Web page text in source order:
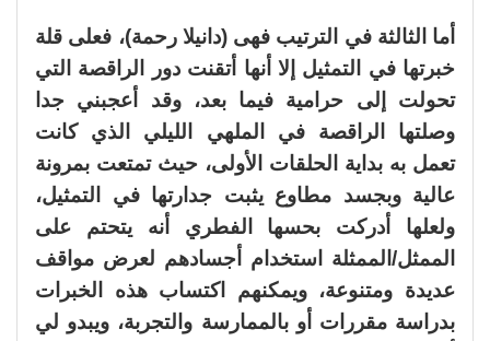
أما الثالثة في الترتيب فهى (دانيلا رحمة)، فعلى قلة
خبرتها في التمثيل إلا أنها أتقنت دور الراقصة التي
تحولت إلى حرامية فيما بعد، وقد أعجبني جدا
وصلتها الراقصة في الملهي الليلي الذي كانت
تعمل به بداية الحلقات الأولى، حيث تمتعت بمرونة
عالية وبجسد مطاوع يثبت جدارتها في التمثيل،
ولعلها أدركت بحسها الفطري أنه يتحتم على
الممثل/الممثلة استخدام أجسادهم لعرض مواقف
عديدة ومتنوعة، ويمكنهم اكتساب هذه الخبرات
بدراسة مقررات أو بالممارسة والتجربة، ويبدو لي